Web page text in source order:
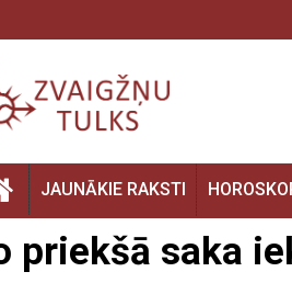
JAUNĀKIE RAKSTI
priekšā saka